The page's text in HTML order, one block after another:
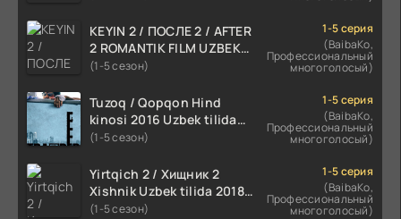
KEYIN 2 / ПОСЛЕ 2 / AFTER
2 ROMANTIK FILM UZBEK
TILIDA 2020 TARJIMA FILM
(1-5 сезон)
1-5 серия
(BaibaKo,
Профессиональный
многоголосый)
Tuzoq / Qopqon Hind
kinosi 2016 Uzbek tilida
tarjima film HD
(1-5 сезон)
1-5 серия
(BaibaKo,
Профессиональный
многоголосый)
Yirtqich 2 / Хищник 2
Xishnik Uzbek tilida 2018-
2024 O'zbekcha tarjima
(1-5 сезон)
1-5 серия
(BaibaKo,
Профессиональный
многоголосый)